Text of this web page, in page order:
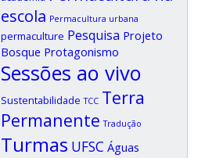
escola Permacultura urbana
permaculture Pesquisa Projeto
Bosque Protagonismo
Sessões ao vivo
Sustentabilidade TCC Terra
Permanente Tradução
Turmas UFSC Águas